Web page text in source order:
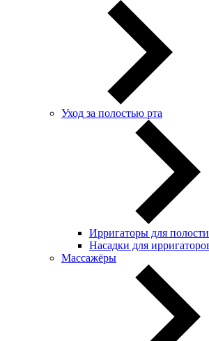
Уход за полостью рта
Ирригаторы для полости
Насадки для
Массажёры